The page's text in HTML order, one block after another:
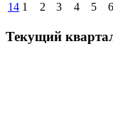
14 1 2 3 4 5 6
Текущий